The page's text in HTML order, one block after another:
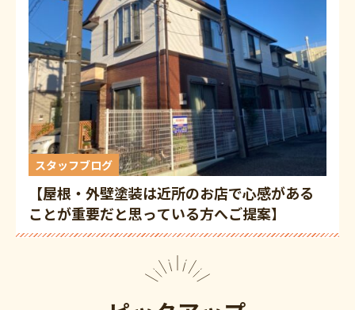
スタッフブログ
【屋根・外壁塗装は近所のお店で心感がある
ことが重要だと思っている方へご提案】